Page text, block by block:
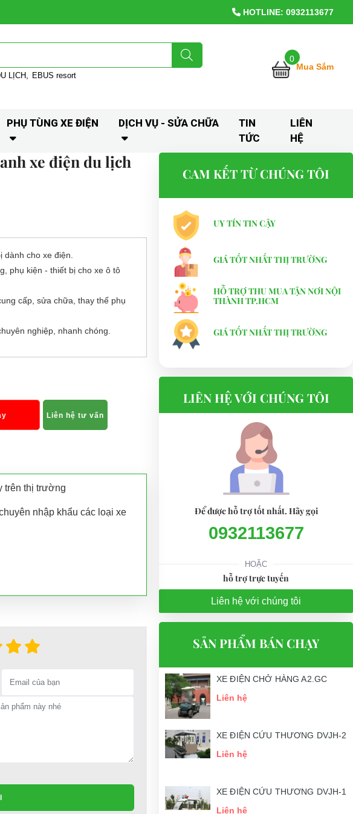
HOTLINE: 0932113677
LỊCH EBUS resort
0
Mua Sắm
PHỤ TÙNG XE ĐIỆN DỊCH VỤ - SỬA CHỮA
TIN
TỨC
LIÊN
HỆ
xe điện du lịch
cho xe điện.
phụ kiện - thiết bị cho xe ô tô
cấp, sửa chữa, thay thế phụ
nghiệp, nhanh chóng.
Liên hệ tư vấn
trên thị trường
nhập khẩu các loại xe
thành cạnh tranh, tay nghề
vui lòng liên hệ:
CAM KẾT TỪ CHÚNG TÔI
UY TÍN TIN CẬY
GIÁ TỐT NHẤT THỊ TRƯỜNG
HỖ TRỢ THU MUA TẬN NƠI NỘI
THÀNH TP.HCM
GIÁ TỐT NHẤT THỊ TRƯỜNG
LIÊN HỆ VỚI CHÚNG TÔI
Để được hỗ trợ tốt nhất. Hãy gọi
0932113677
HOẶC
hỗ trợ trực tuyến
Liên hệ với chúng tôi
SẢN PHẨM BÁN CHẠY
XE ĐIỆN CHỞ HÀNG A2.GC
Liên hệ
XE ĐIỆN CỨU THƯƠNG DVJH-2
Liên hệ
XE ĐIỆN CỨU THƯƠNG DVJH-1
Liên hệ